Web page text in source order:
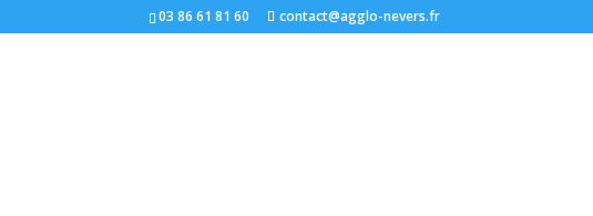
03 86 61 81 60 contact@agglo-nevers.fr